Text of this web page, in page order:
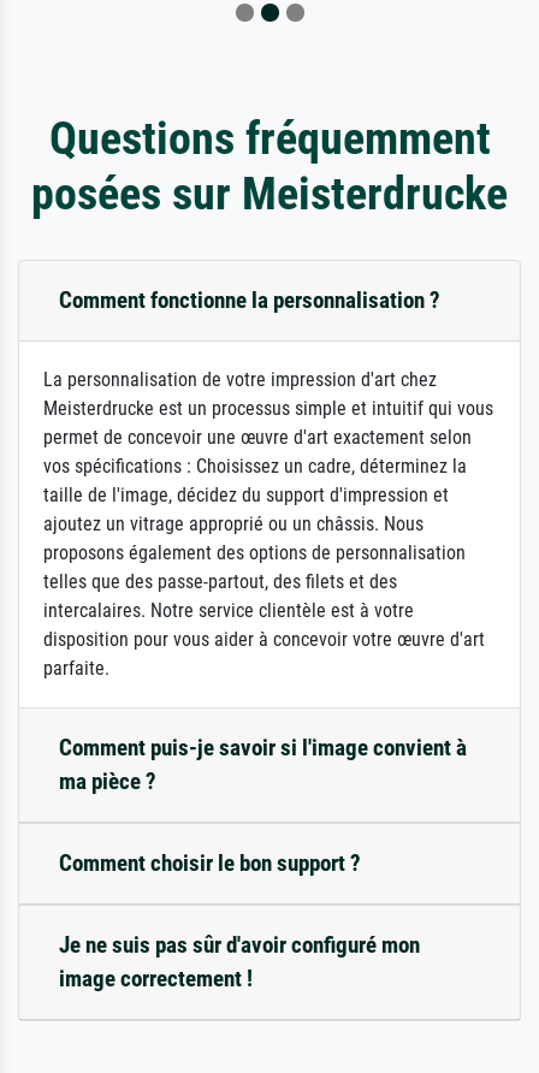
Questions fréquemment
posées sur Meisterdrucke
Comment fonctionne la personnalisation ?
La personnalisation de votre impression d'art chez
Meisterdrucke est un processus simple et intuitif qui vous
permet de concevoir une œuvre d'art exactement selon
vos spécifications : Choisissez un cadre, déterminez la
taille de l'image, décidez du support d'impression et
ajoutez un vitrage approprié ou un châssis. Nous
proposons également des options de personnalisation
telles que des passe-partout, des filets et des
intercalaires. Notre service clientèle est à votre
disposition pour vous aider à concevoir votre œuvre d'art
parfaite.
Comment puis-je savoir si l'image convient à
ma pièce ?
Comment choisir le bon support ?
Je ne suis pas sûr d'avoir configuré mon
image correctement !